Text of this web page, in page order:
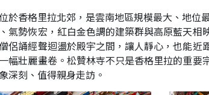
於香格里拉北郊，是雲南地區規模最大、地
氣勢恢宏，紅白金色調的建築群與高原藍天
侶誦經聲迴盪於殿宇之間，讓人靜心，也能
幅壯麗畫卷。松贊林寺不只是香格里拉的重
深刻、值得親身走訪。